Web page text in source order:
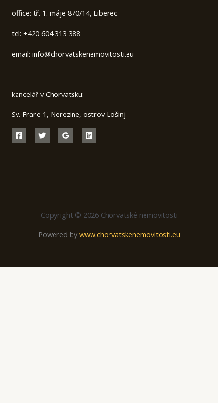
office: tř. 1. máje 870/14, Liberec
tel: +420 604 313 388
email: info@chorvatskenemovitosti.eu
kancelář v Chorvatsku:
Sv. Frane 1, Nerezine, ostrov Lošinj
Copyright © 2026 Chorvatské nemovitosti
Powered by www.chorvatskenemovitosti.eu